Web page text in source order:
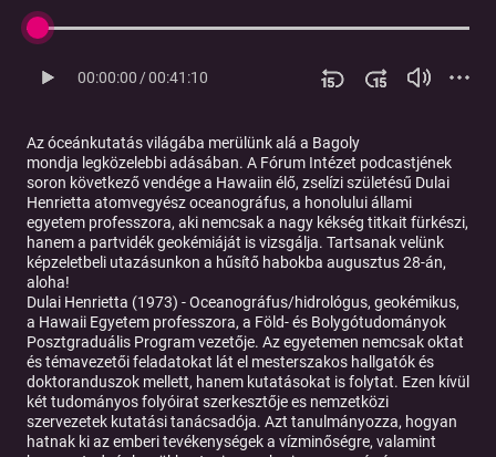
00:00:00/00:41:10
Az óceánkutatás világába merülünk alá a Bagoly
mondja legközelebbi adásában. A Fórum Intézet podcastjének
soron következő vendége a Hawaiin élő, zselízi születésű Dulai
Henrietta atomvegyész oceanográfus, a honolului állami
egyetem professzora, aki nemcsak a nagy kékség titkait fürkészi,
hanem a partvidék geokémiáját is vizsgálja. Tartsanak velünk
képzeletbeli utazásunkon a hűsítő habokba augusztus 28-án,
aloha!
Dulai Henrietta (1973) - Oceanográfus/hidrológus, geokémikus,
a Hawaii Egyetem professzora, a Föld- és Bolygótudományok
Posztgraduális Program vezetője. Az egyetemen nemcsak oktat
és témavezetői feladatokat lát el mesterszakos hallgatók és
doktoranduszok mellett, hanem kutatásokat is folytat. Ezen kívül
két tudományos folyóirat szerkesztője es nemzetközi
szervezetek kutatási tanácsadója. Azt tanulmányozza, hogyan
hatnak ki az emberi tevékenységek a vízminőségre, valamint